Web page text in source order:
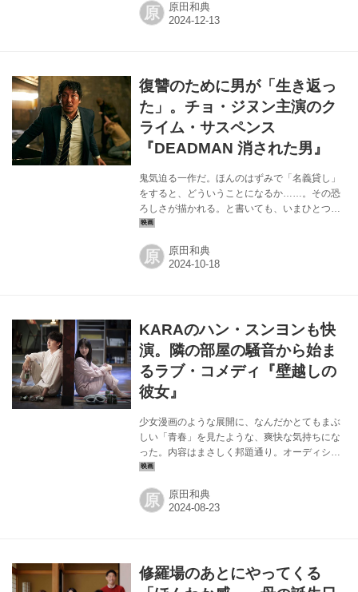
わけではない。犯罪詐欺集団の水も漏らさぬ連
携、絶対的ボス（直接悪事に手を染めることは
り」ができるシステムになっていて、風上の者
にはなんの損害もないはずの、鉄壁の、構築さ
れた狡猾さに驚かされたのだ。そこに「おばち
ゃん市民」が立ち向かうのだから、痛快ではな
いか。 ...
原 原田和典
復讐のために男が「生き返っ
た」。チョ・ジヌン主演のク
ライム・サスペンス
『DEADMAN 消された男』
鬼気迫る一作だ。ほんのはずみで「名義貸し」
をすると、どういうことになるか……。その恐
ろしさが描かれる。と書いても、いまひとつど
こか遠い世界の話のように思える方もいらっし
人」という言葉をそこに持ってくれば、我々も
この作品の主人公のような境遇になる可能性が
ことはない。そんな彼に「1000億ウォン横領」
の嫌疑がかかり、収監されてしまう。が、この
刑務所が「中国」にある「私設刑務所」である
ことが話を一筋縄ではいかなくする。もちろ
ん...
原 原田和典
KARAのハン・スンヨンも快
演。隣の部屋の騒音から始ま
るラブ・コメディ『壁越しの
彼女』
少女漫画のような展開に、なんだかとてもまぶ
しい「青春」を見たような、爽快な気持ちにな
った。内容はまさしく邦題通り。オーディショ
ンを控えている歌手志望の男性スンジンと、そ
住んでいるアパートは見た感じ、天井も高く、
光の入り方も良いのだが、壁が相当に薄いよう
も気になってくる。 初めの頃こそ壁越しに「静
かにしてくれないか」的なけんか腰の言い合い
原 原田和典
修羅場のあとにやってくる